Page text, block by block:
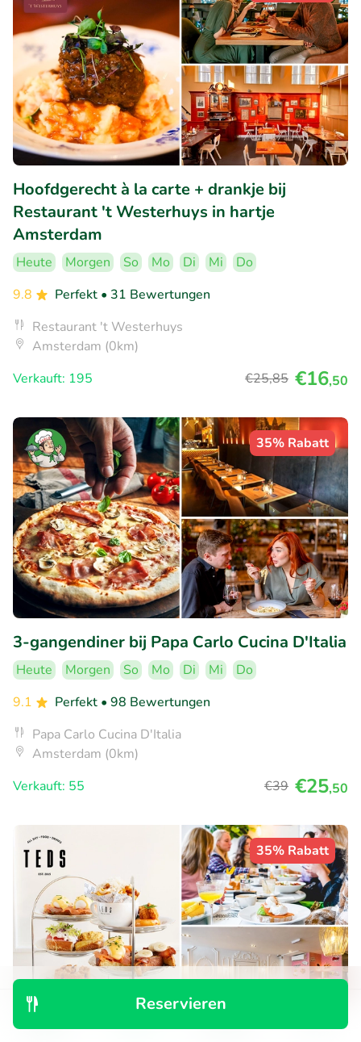
Reservieren
Hoofdgerecht à la carte + drankje bij
Restaurant 't Westerhuys in hartje
Amsterdam
Heute Morgen So Mo Di Mi
Do
9.8
Perfekt • 31 Bewertungen
Restaurant 't Westerhuys
Amsterdam (0km)
Verkauft: 195
€25,85 €16,50
35% Rabatt
3-gangendiner bij Papa Carlo Cucina D'Italia
Heute Morgen So Mo Di Mi
Do
9.1
Perfekt • 98 Bewertungen
Papa Carlo Cucina D'Italia
Amsterdam (0km)
Verkauft: 55
€39 €25,50
35% Rabatt